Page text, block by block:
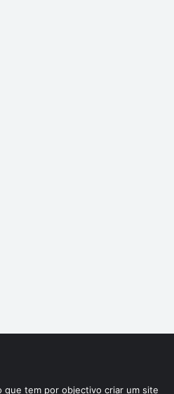
que tem por objectivo criar um site